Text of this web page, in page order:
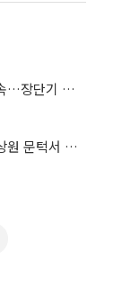
현대차증권 "삼성E&A, 청정에너지 투자 지속…장단기 모두 긍정적"
美 클래리티 법안 연내 통과 가능성 13%…상원 문턱서 제동